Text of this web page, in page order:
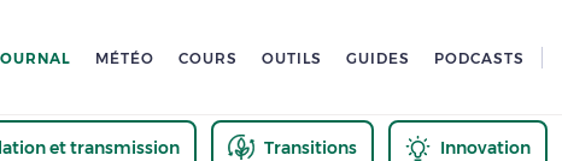
MÉTÉO COURS OUTILS GUIDES PODCASTS
et transmission Transitions Innovation